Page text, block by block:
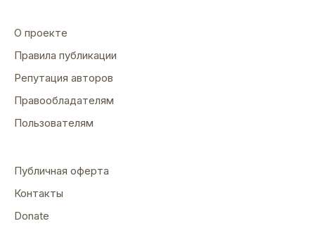
О проекте
Правила публикации
Репутация авторов
Правообладателям
Пользователям
Публичная оферта
Контакты
Donate